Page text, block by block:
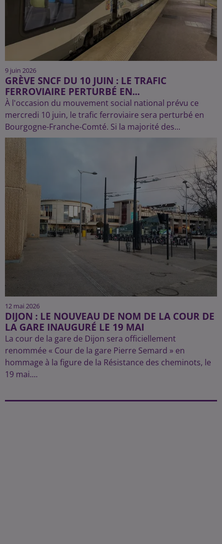
9 juin 2026
GRÈVE SNCF DU 10 JUIN : LE TRAFIC
FERROVIAIRE PERTURBÉ EN...
À l'occasion du mouvement social national prévu ce
mercredi 10 juin, le trafic ferroviaire sera perturbé en
Bourgogne-Franche-Comté. Si la majorité des...
12 mai 2026
DIJON : LE NOUVEAU DE NOM DE LA COUR DE
LA GARE INAUGURÉ LE 19 MAI
La cour de la gare de Dijon sera officiellement
renommée « Cour de la gare Pierre Semard » en
hommage à la figure de la Résistance des cheminots, le
19 mai....